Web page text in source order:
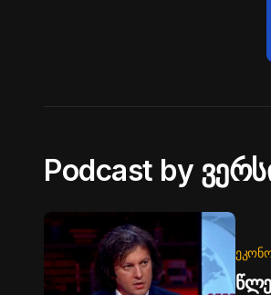
Podcast by